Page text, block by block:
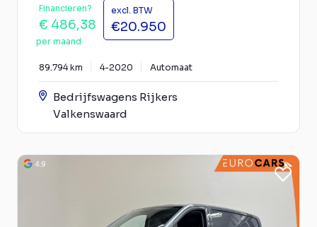
Financieren?
€ 486,38
per maand
excl. BTW
€20.950
89.794 km 4-2020 Automaat
Bedrijfswagens Rijkers
Valkenswaard